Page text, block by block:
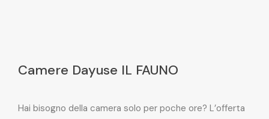
Camere Dayuse IL FAUNO
Hai bisogno della camera solo per poche ore? L’offerta